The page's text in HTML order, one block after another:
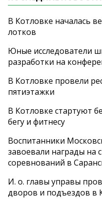
В Котловке началась
лотков
Юные исследователи
разработки на
В Котловке провели
пятиэтажки
В Котловке стартуют
бегу и фитнесу
Воспитанники
завоевали награды на
соревнований в
И. о. главы управы
дворов и подъездов в